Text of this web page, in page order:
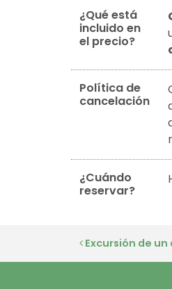
¿Qué está
incluido en
el precio?
Política de
cancelación
¿Cuándo
reservar?
Excursión de